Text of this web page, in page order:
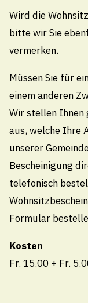
Wird die
bitte wir Sie
vermerken.
Müssen Sie für
einem anderen
Wir stellen Ihnen
aus, welche Ihre
unserer
Bescheinigung
telefonisch
Formular
Kosten
Fr. 15.00 + Fr.
Kirchplatz 4,
071 886 10 10
info@thal.ch
Technische
071 888 22 22
Pikettdienst-
Öffnungszeiten